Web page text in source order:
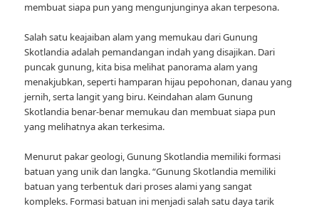
membuat siapa pun yang mengunjunginya akan terpesona.
Salah satu keajaiban alam yang memukau dari Gunung
Skotlandia adalah pemandangan indah yang disajikan. Dari
puncak gunung, kita bisa melihat panorama alam yang
menakjubkan, seperti hamparan hijau pepohonan, danau yang
jernih, serta langit yang biru. Keindahan alam Gunung
Skotlandia benar-benar memukau dan membuat siapa pun
yang melihatnya akan terkesima.
Menurut pakar geologi, Gunung Skotlandia memiliki formasi
batuan yang unik dan langka. “Gunung Skotlandia memiliki
batuan yang terbentuk dari proses alami yang sangat
kompleks. Formasi batuan ini menjadi salah satu daya tarik